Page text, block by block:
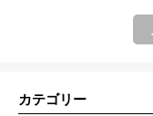
カテゴリー